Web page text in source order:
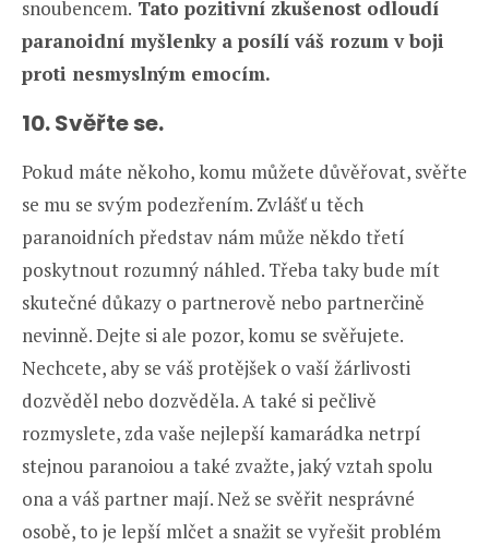
snoubencem. Tato pozitivní zkušenost odloudí
paranoidní myšlenky a posílí váš rozum v boji
proti nesmyslným emocím.
10. Svěřte se.
Pokud máte někoho, komu můžete důvěřovat, svěřte
se mu se svým podezřením. Zvlášť u těch
paranoidních představ nám může někdo třetí
poskytnout rozumný náhled. Třeba taky bude mít
skutečné důkazy o partnerově nebo partnerčině
nevinně. Dejte si ale pozor, komu se svěřujete.
Nechcete, aby se váš protějšek o vaší žárlivosti
dozvěděl nebo dozvěděla. A také si pečlivě
rozmyslete, zda vaše nejlepší kamarádka netrpí
stejnou paranoiou a také zvažte, jaký vztah spolu
ona a váš partner mají. Než se svěřit nesprávné
osobě, to je lepší mlčet a snažit se vyřešit problém